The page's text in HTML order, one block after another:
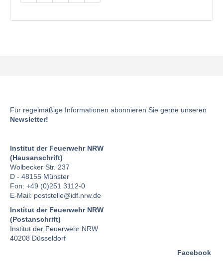
Für regelmäßige Informationen abonnieren Sie gerne unseren
Newsletter!
Institut der Feuerwehr NRW
(Hausanschrift)
Wolbecker Str. 237
D - 48155 Münster
Fon: +49 (0)251 3112-0
E-Mail: poststelle@idf.nrw.de
Institut der Feuerwehr NRW
(Postanschrift)
Institut der Feuerwehr NRW
40208 Düsseldorf
Facebook